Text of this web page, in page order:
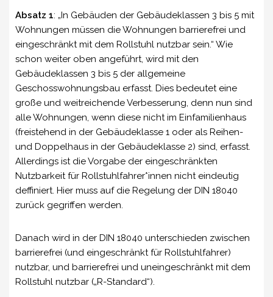
Absatz 1: „In Gebäuden der Gebäudeklassen 3 bis 5 mit
Wohnungen müssen die Wohnungen barrierefrei und
eingeschränkt mit dem Rollstuhl nutzbar sein.“ Wie
schon weiter oben angeführt, wird mit den
Gebäudeklassen 3 bis 5 der allgemeine
Geschosswohnungsbau erfasst. Dies bedeutet eine
große und weitreichende Verbesserung, denn nun sind
alle Wohnungen, wenn diese nicht im Einfamilienhaus
(freistehend in der Gebäudeklasse 1 oder als Reihen-
und Doppelhaus in der Gebäudeklasse 2) sind, erfasst.
Allerdings ist die Vorgabe der eingeschränkten
Nutzbarkeit für Rollstuhlfahrer*innen nicht eindeutig
deffiniert. Hier muss auf die Regelung der DIN 18040
zurück gegriffen werden.
Danach wird in der DIN 18040 unterschieden zwischen
barrierefrei (und eingeschränkt für Rollstuhlfahrer)
nutzbar, und barrierefrei und uneingeschränkt mit dem
Rollstuhl nutzbar („R-Standard“).